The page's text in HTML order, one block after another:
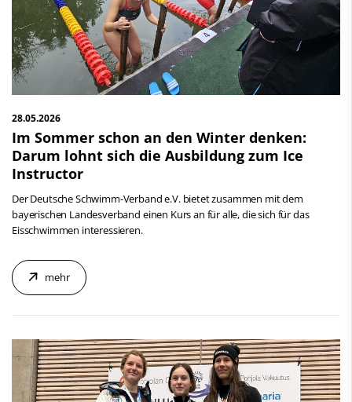
28.05.2026
Im Sommer schon an den Winter denken:
Darum lohnt sich die Ausbildung zum Ice
Instructor
Der Deutsche Schwimm-Verband e.V. bietet zusammen mit dem
bayerischen Landesverband einen Kurs an für alle, die sich für das
Eisschwimmen interessieren.
mehr
Eisschwimmen
24h Schwimmen
Aquaball
Outdoor Aquarunning
dsv-jugend
Service
Kontakt
Schwimmen
Freiwasserschwimmen
Wasserspringen
Masterssport
Kontakt
Korbacher Straße 93
D-34132 Kassel
info@dsv.de